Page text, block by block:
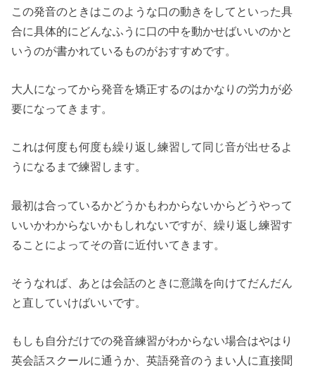
この発音のときはこのような口の動きをしてといった具
合に具体的にどんなふうに口の中を動かせばいいのかと
いうのが書かれているものがおすすめです。
大人になってから発音を矯正するのはかなりの労力が必
要になってきます。
これは何度も何度も繰り返し練習して同じ音が出せるよ
うになるまで練習します。
最初は合っているかどうかもわからないからどうやって
いいかわからないかもしれないですが、繰り返し練習す
ることによってその音に近付いてきます。
そうなれば、あとは会話のときに意識を向けてだんだん
と直していけばいいです。
もしも自分だけでの発音練習がわからない場合はやはり
英会話スクールに通うか、英語発音のうまい人に直接聞